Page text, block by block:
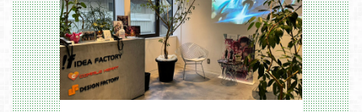
ポジションの魅力
▼事業戦略
・「世界震撼」をビジョンに、オリジナル
IPと有力IPの両軸で技術力・運用力・変化
対応力を生かした大型タイトルを継続的に
創出し、収益性と成長性を両立したバラン
スの取れたポートフォリオを構築しながら